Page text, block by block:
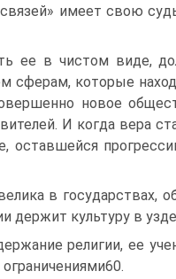
имеет свою
ее в чистом виде,
сферам, которые
новое
И когда вера
оставшейся
в
держит культуру в
религии, ее